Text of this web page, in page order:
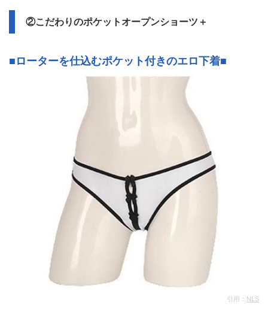
②こだわりのポケットオープンショーツ＋
■ローターを仕込むポケット付きのエロ下着■
引用： NLS